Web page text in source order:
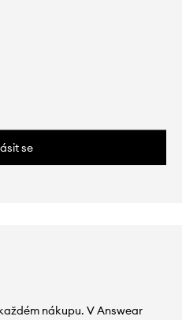
se
nákupu. V Answear